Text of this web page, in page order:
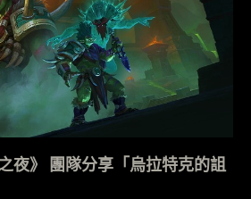
夜》 團隊分享「烏拉特克的詛